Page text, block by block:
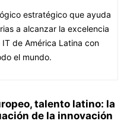
estratégico que ayuda
a alcanzar la excelencia
de América Latina con
el mundo.
talento latino: la
de la innovación